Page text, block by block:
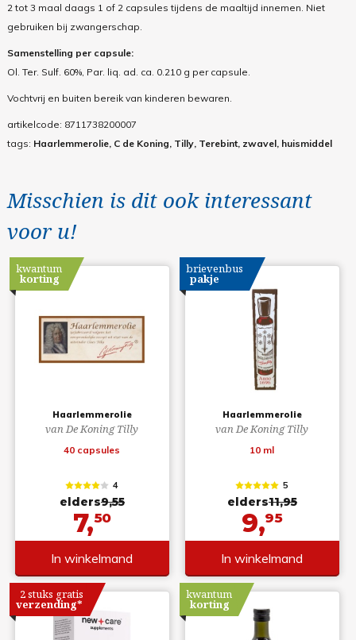
2 tot 3 maal daags 1 of 2 capsules tijdens de maaltijd innemen. Niet
gebruiken bij zwangerschap.
Samenstelling per capsule:
Ol. Ter. Sulf. 60%, Par. liq. ad. ca. 0.210 g per capsule.
Vochtvrij en buiten bereik van kinderen bewaren.
artikelcode: 8711738200007
tags: Haarlemmerolie, C de Koning, Tilly, Terebint, zwavel, huismiddel
Misschien is dit ook interessant
voor u!
Haarlemmerolie
van De Koning Tilly
40 capsules
kwantum
korting
4
elders9,55
7,50
In winkelmand
Haarlemmerolie
van De Koning Tilly
10 ml
brievenbus
pakje
5
elders11,95
9,95
In winkelmand
2 stuks gratis
verzending*
kwantum
korting